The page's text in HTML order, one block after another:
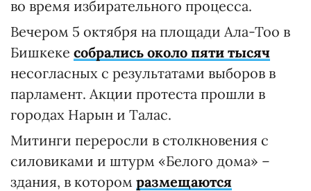
во время избирательного процесса.
Вечером 5 октября на площади Ала-Тоо в
Бишкеке собрались около пяти тысяч
несогласных с результатами выборов в
парламент. Акции протеста прошли в
городах Нарын и Талас.
Митинги переросли в столкновения с
силовиками и штурм «Белого дома» –
здания, в котором размещаются